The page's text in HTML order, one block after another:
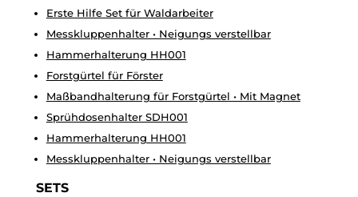
Erste Hilfe Set für Waldarbeiter
Messkluppenhalter • Neigungs verstellbar
Hammerhalterung HH001
Forstgürtel für Förster
Maßbandhalterung für Forstgürtel • Mit Magnet
Sprühdosenhalter SDH001
Hammerhalterung HH001
Messkluppenhalter • Neigungs verstellbar
SETS